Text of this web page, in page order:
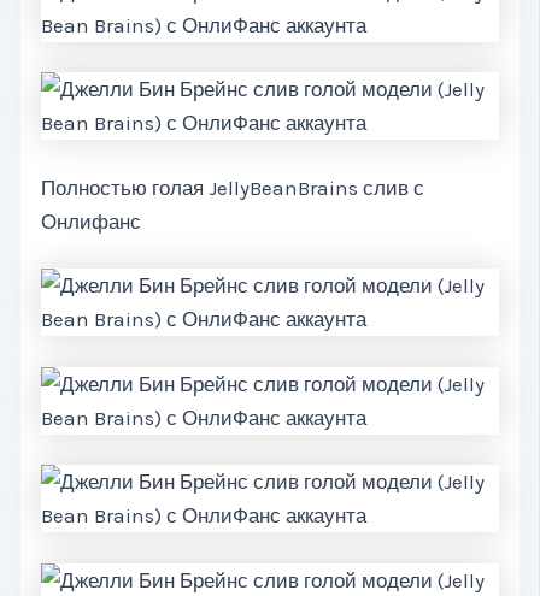
Полностью голая JellyBeanBrains слив с
Онлифанс